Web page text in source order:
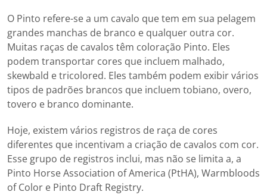
O Pinto refere-se a um cavalo que tem em sua pelagem
grandes manchas de branco e qualquer outra cor.
Muitas raças de cavalos têm coloração Pinto. Eles
podem transportar cores que incluem malhado,
skewbald e tricolored. Eles também podem exibir vários
tipos de padrões brancos que incluem tobiano, overo,
tovero e branco dominante.
Hoje, existem vários registros de raça de cores
diferentes que incentivam a criação de cavalos com cor.
Esse grupo de registros inclui, mas não se limita a, a
Pinto Horse Association of America (PtHA), Warmbloods
of Color e Pinto Draft Registry.